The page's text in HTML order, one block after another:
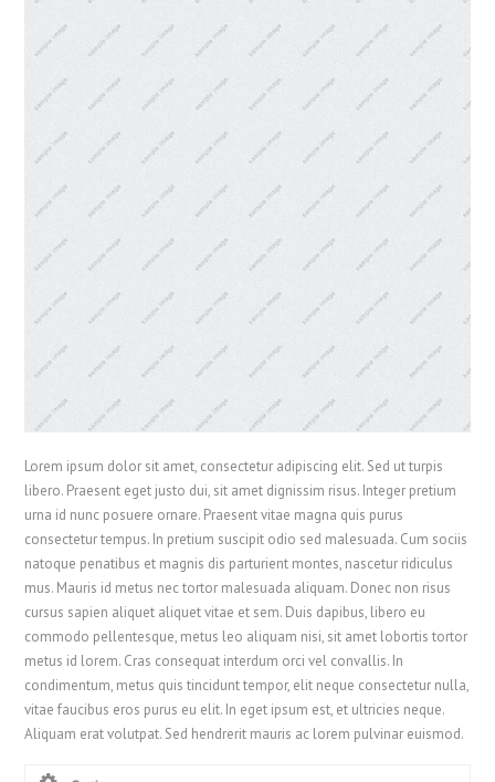
Lorem ipsum dolor sit amet, consectetur adipiscing elit. Sed ut turpis
libero. Praesent eget justo dui, sit amet dignissim risus. Integer pretium
urna id nunc posuere ornare. Praesent vitae magna quis purus
consectetur tempus. In pretium suscipit odio sed malesuada. Cum sociis
natoque penatibus et magnis dis parturient montes, nascetur ridiculus
mus. Mauris id metus nec tortor malesuada aliquam. Donec non risus
cursus sapien aliquet aliquet vitae et sem. Duis dapibus, libero eu
commodo pellentesque, metus leo aliquam nisi, sit amet lobortis tortor
metus id lorem. Cras consequat interdum orci vel convallis. In
condimentum, metus quis tincidunt tempor, elit neque consectetur nulla,
vitae faucibus eros purus eu elit. In eget ipsum est, et ultricies neque.
Aliquam erat volutpat. Sed hendrerit mauris ac lorem pulvinar euismod.